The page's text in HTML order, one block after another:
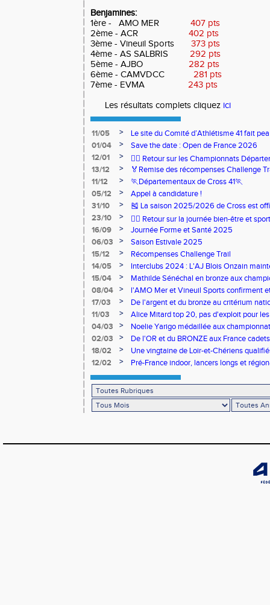
Benjamines:
1ère - AMO MER 407 pts
2ème - ACR 402 pts
3ème - Vineuil Sports 373 pts
4ème - AS SALBRIS 292 pts
5ème - AJBO
282 pts
6ème - CAMVDCC
281 pts
7ème - EVMA
243 pts
Les résultats complets cliquez ici
11/05 >
Le site du Comité d’Athlétisme 41 fait
01/04
>
Save the date : Open de France 2026
12/01
>
🏃‍♂️ Retour sur les Championnats
13/12
>
🏅Remise des récompenses Challenge
11/12
>
🏃Départementaux de Cross 41🏃
05/12
>
Appel à candidature !
31/10
>
🎽 La saison 2025/2026 de Cross est
23/10
>
🧘‍♀️ Retour sur la journée bien-être et
16/09
>
Journée Forme et Santé 2025
06/03
>
Saison Estivale 2025
15/12
>
Récompenses Challenge Trail
14/05
>
Interclubs 2024 : L'AJ Blois Onzain
Romorantin en N2B
15/04 >
Mathilde Sénéchal en bronze aux
08/04
>
l'AMO Mer et Vineuil Sports confirment
benjamins
17/03 >
De l'argent et du bronze au critérium
11/03
>
Alice Mitard top 20, pas d'exploit pour
04/03
>
Noelie Yarigo médaillée aux
02/03
>
De l'OR et du BRONZE aux France
18/02
>
Une vingtaine de Loir-et-Chériens
12/02
> Pré-France indoor, lancers longs et